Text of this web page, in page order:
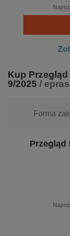
Kup
9/2025 /
Forma
Przegląd